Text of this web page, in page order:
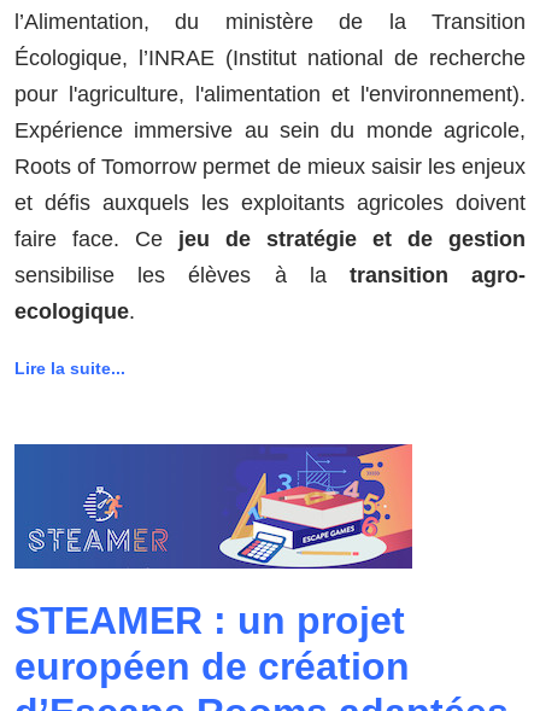
l’Alimentation, du ministère de la Transition
Écologique, l’INRAE (Institut national de recherche
pour l'agriculture, l'alimentation et l'environnement).
Expérience immersive au sein du monde agricole,
Roots of Tomorrow permet de mieux saisir les enjeux
et défis auxquels les exploitants agricoles doivent
faire face. Ce jeu de stratégie et de gestion
sensibilise les élèves à la transition agro-
ecologique.
Lire la suite...
STEAMER : un projet
européen de création